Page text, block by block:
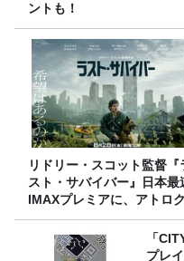
ントも！
リドリー・スコット監督『
スト・サバイバー』日本最
IMAXプレミアに、アトロ
スナー60名をご招待！
「
プレ